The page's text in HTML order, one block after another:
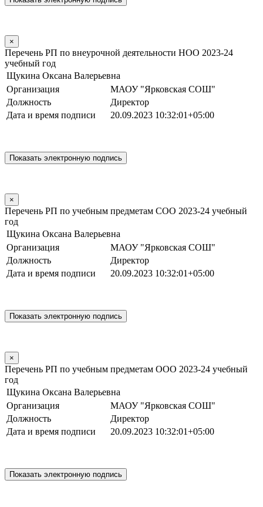
×
Перечень РП по внеурочной деятельности НОО 2023-24
учебный год
Щукина Оксана Валерьевна
Организация
МАОУ "Ярковская СОШ"
Должность
Директор
Дата и время подписи
20.09.2023 10:32:01+05:00
×
Перечень РП по учебным предметам СОО 2023-24 учебный
год
Щукина Оксана Валерьевна
Организация
МАОУ "Ярковская СОШ"
Должность
Директор
Дата и время подписи
20.09.2023 10:32:01+05:00
×
Перечень РП по учебным предметам ООО 2023-24 учебный
год
Щукина Оксана Валерьевна
Организация
МАОУ "Ярковская СОШ"
Должность
Директор
Дата и время подписи
20.09.2023 10:32:01+05:00